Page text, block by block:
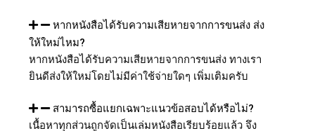
หากหนังสือได้รับความเสียหายจากการขนส่ง ส่ง
ให้ใหม่ไหม?
หากหนังสือได้รับความเสียหายจากการขนส่ง ทางเรา
ยินดีส่งให้ใหม่โดยไม่มีค่าใช้จ่ายใดๆ เพิ่มเติมครับ
สามารถซื้อแยกเฉพาะแนวข้อสอบได้หรือไม่?
เนื้อหาทุกส่วนถูกจัดเป็นเล่มหนังสือเรียบร้อยแล้ว จึง